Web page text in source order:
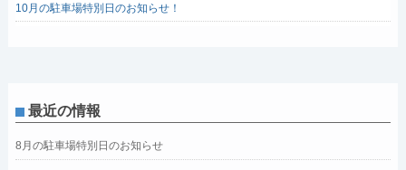
10月の駐車場特別日のお知らせ！
最近の情報
8月の駐車場特別日のお知らせ